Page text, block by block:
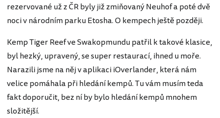
rezervované už z ČR byly již zmiňovaný Neuhof a poté dvě
noci v národním parku Etosha. O kempech ještě později.
Kemp Tiger Reef ve Swakopmundu patřil k takové klasice,
byl hezký, upravený, se super restaurací, ihned u moře.
Narazili jsme na něj v aplikaci iOverlander, která nám
velice pomáhala při hledání kempů. Tu vám musím teda
fakt doporučit, bez ní by bylo hledání kempů mnohem
složitější.